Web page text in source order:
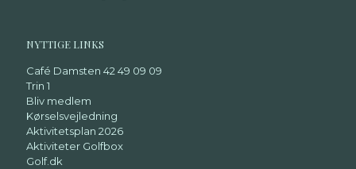
NYTTIGE LINKS
Café Damsten 42 49 09 09
Trin 1
Bliv medlem
Kørselsvejledning
Aktivitetsplan 2026
Aktiviteter Golfbox
Golf.dk